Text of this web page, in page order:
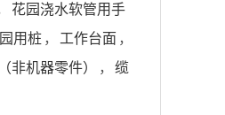
花园浇水软管用手
用桩 ， 工作台面 ，
非机器零件） ，
缆